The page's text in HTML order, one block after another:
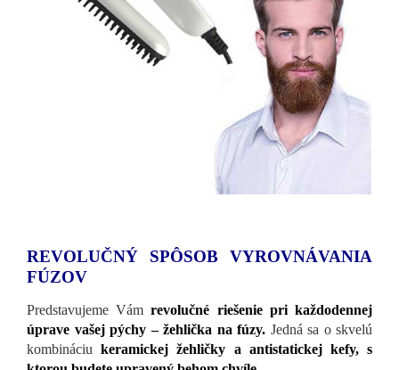
REVOLUČNÝ SPÔSOB VYROVNÁVANIA
FÚZOV
Predstavujeme Vámrevolučné riešenie pri každodennej
úprave vašej pýchy – žehlička na fúzy. Jedná sa o skvelú
kombináciukeramickej žehličky a antistatickej kefy, s